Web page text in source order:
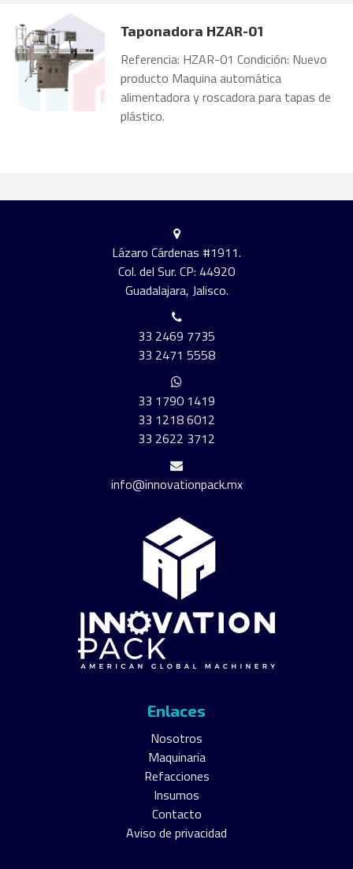
Taponadora HZAR-01
Referencia: HZAR-01 Condición: Nuevo
producto Maquina automática
alimentadora y roscadora para tapas de
plástico.
Lázaro Cárdenas #1911.
Col. del Sur. CP: 44920
Guadalajara, Jalisco.
33 2469 7735
33 2471 5558
33 1790 1419
33 1218 6012
33 2622 3712
info@innovationpack.mx
Enlaces
Nosotros
Maquinaria
Refacciones
Insumos
Contacto
Aviso de privacidad